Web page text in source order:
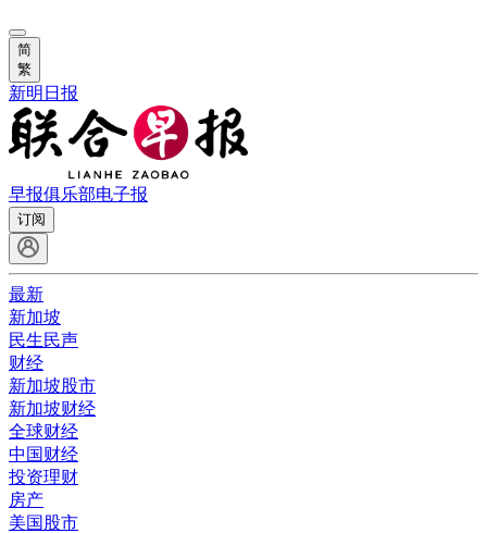
简
繁
新明日报
早报俱乐部电子报
订阅
最新
新加坡
民生民声
财经
新加坡股市
新加坡财经
全球财经
中国财经
投资理财
房产
美国股市